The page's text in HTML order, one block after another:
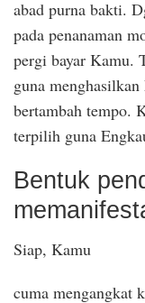
abad purna bakti.
pada penanaman
pergi bayar Kamu.
guna
bertambah tempo.
terpilih guna
Bentuk
Siap, Kamu
cuma mengangkat